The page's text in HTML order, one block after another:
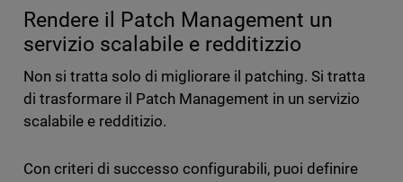
Rendere il Patch Management un
servizio scalabile e redditizzio
Non si tratta solo di migliorare il patching. Si tratta
di trasformare il Patch Management in un servizio
scalabile e redditizio.
Con criteri di successo configurabili, puoi definire